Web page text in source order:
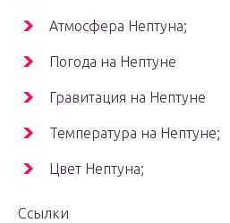
Атмосфера Нептуна;
Погода на Нептуне
Гравитация на Нептуне
Температура на Нептуне;
Цвет Нептуна;
Ссылки